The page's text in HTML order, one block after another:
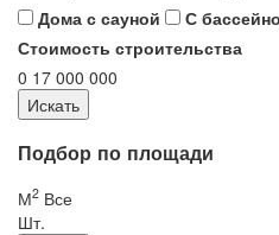
Дома с сауной
С
Стоимость строительства
0 17 000 000
Подбор по площади
М2 Все
Шт.